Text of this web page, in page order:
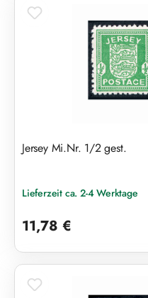
Jersey Mi.Nr. 1/2 gest.
Lieferzeit ca. 2-4 Werktage
11,78 €